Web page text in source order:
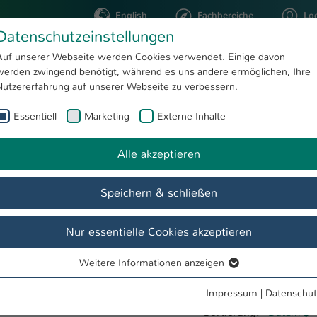
English Fachbereiche
STUDIUM FORSCHUNG
Sortierung: Datum
unserer Webseite werden Cookies verwendet. Einige davon
zwingend benötigt, während es uns andere ermöglichen, Ihre
auf unserer Webseite zu verbessern.
Essentiell Marketing Externe Inhalte
Alle akzeptieren
Speichern & schließen
Nur essentielle Cookies akzeptieren
Essentielle Cookies werden für grundlegende Funktionen der
Weitere Informationen anzeigen
Impressum |